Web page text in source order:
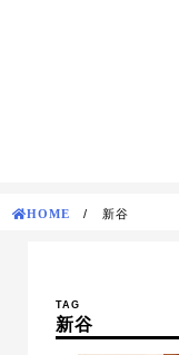
HOME / 新谷
TAG
新谷